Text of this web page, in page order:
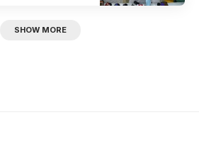
SHOW MORE